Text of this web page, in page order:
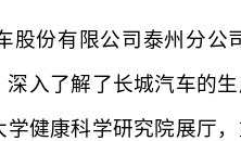
股份有限公司泰州分
入了解了长城汽车的
健康科学研究院展厅